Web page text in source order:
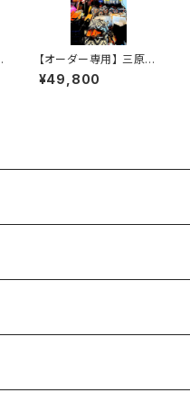
【オーダー専用】 三原様
※パープルエディション
SSW
¥49,800